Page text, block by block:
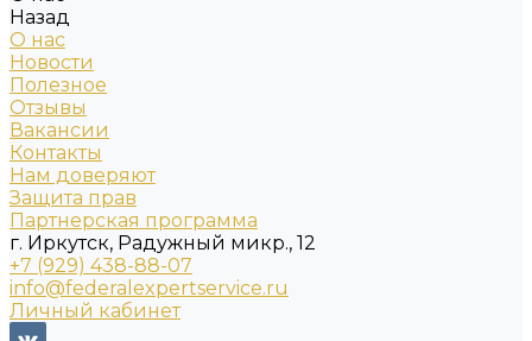
Назад
О нас
Новости
Полезное
Отзывы
Вакансии
Контакты
Нам доверяют
Защита прав
Партнерская программа
г. Иркутск, Радужный микр., 12
+7 (929) 438-88-07
info@federalexpertservice.ru
Личный кабинет